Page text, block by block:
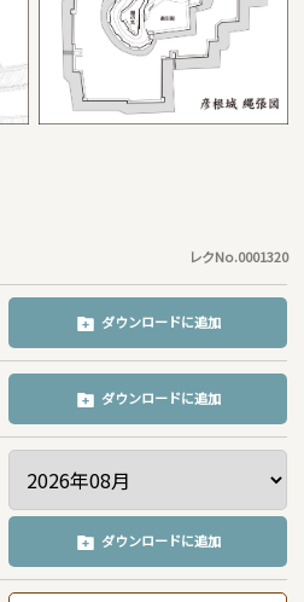
レクNo.0001320
ダウンロードに追加
ダウンロードに追加
ダウンロードに追加